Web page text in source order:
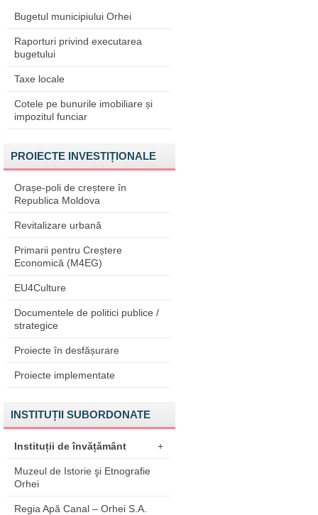
Bugetul municipiului Orhei
Raporturi privind executarea
bugetului
Taxe locale
Cotele pe bunurile imobiliare și
impozitul funciar
PROIECTE INVESTIȚIONALE
Orașe-poli de creștere în
Republica Moldova
Revitalizare urbană
Primarii pentru Creștere
Economică (M4EG)
EU4Culture
Documentele de politici publice /
strategice
Proiecte în desfășurare
Proiecte implementate
INSTITUȚII SUBORDONATE
Instituții de învățământ +
Muzeul de Istorie şi Etnografie
Orhei
Regia Apă Canal – Orhei S.A.